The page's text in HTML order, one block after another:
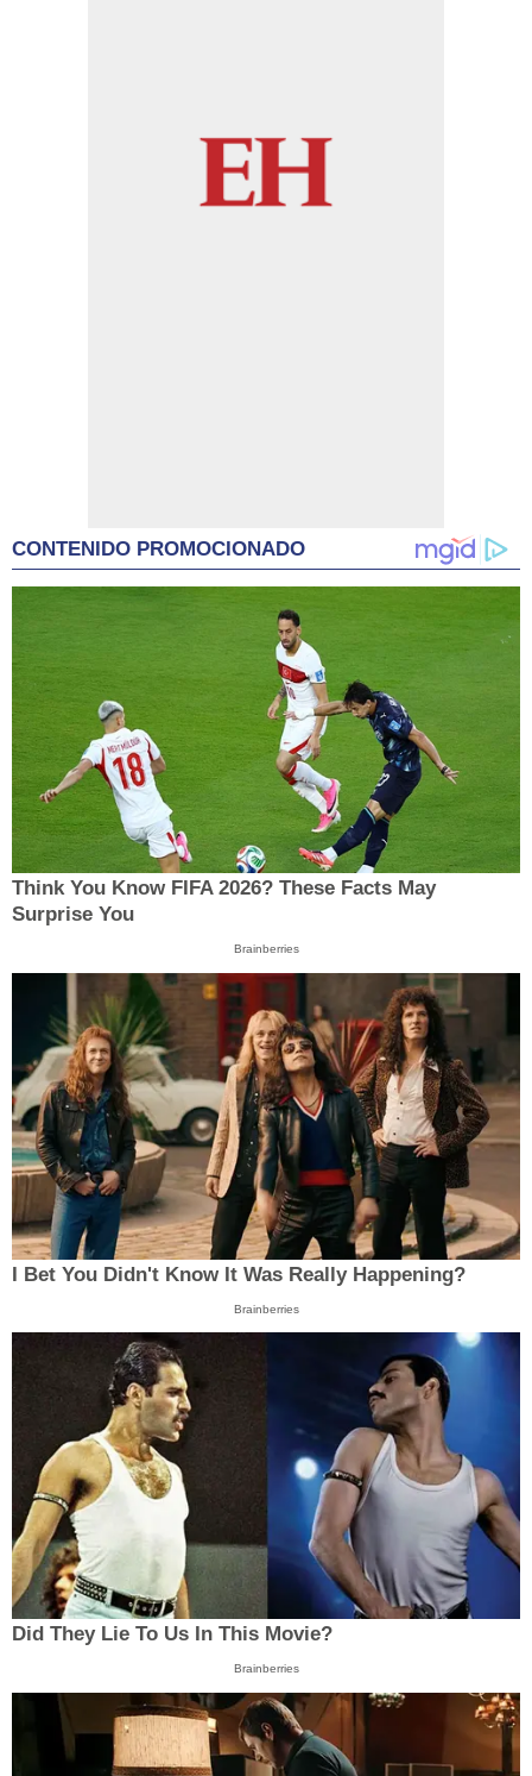
CONTENIDO PROMOCIONADO
Think You Know FIFA 2026? These Facts May
Surprise You
Brainberries
I Bet You Didn't Know It Was Really Happening?
Brainberries
Did They Lie To Us In This Movie?
Brainberries